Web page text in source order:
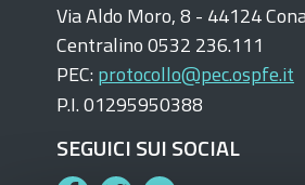
Via Aldo Moro, 8 - 44124
Centralino 0532 236.111
PEC: protocollo@pec.ospfe.it
P.I. 01295950388
SEGUICI SUI SOCIAL